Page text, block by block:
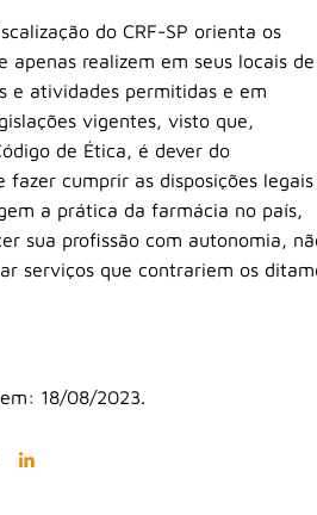
do CRF-SP orienta os
apenas realizem em seus locais de
e atividades permitidas e em
vigentes, visto que,
de Ética, é dever do
cumprir as disposições
a prática da farmácia no país,
sua profissão com autonomia,
serviços que contrariem os
18/08/2023.